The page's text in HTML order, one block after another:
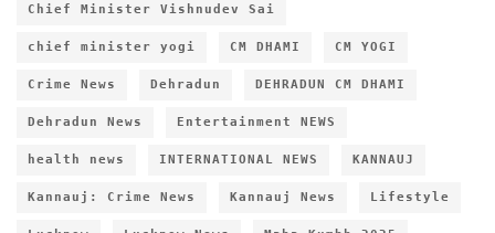
Chief Minister Vishnudev Sai
chief minister yogi CM DHAMI CM YOGI
Crime News Dehradun DEHRADUN CM DHAMI
Dehradun News Entertainment NEWS
health news INTERNATIONAL NEWS KANNAUJ
Kannauj: Crime News Kannauj News Lifestyle